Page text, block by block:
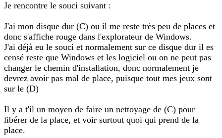
Je rencontre le souci suivant :
J'ai mon disque dur (C) ou il me reste très peu de places et
donc s'affiche rouge dans l'explorateur de Windows.
J'ai déjà eu le souci et normalement sur ce disque dur il es
censé reste que Windows et les logiciel ou on ne peut pas
changer le chemin d'installation, donc normalement je
devrez avoir pas mal de place, puisque tout mes jeux sont
sur le (D)
Il y a t'il un moyen de faire un nettoyage de (C) pour
libérer de la place, et voir surtout quoi qui prend de la
place.